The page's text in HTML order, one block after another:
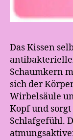
Das Kissen
Schaumkern
sich der
Wirbelsäule
Kopf und
Schlafgefühl.